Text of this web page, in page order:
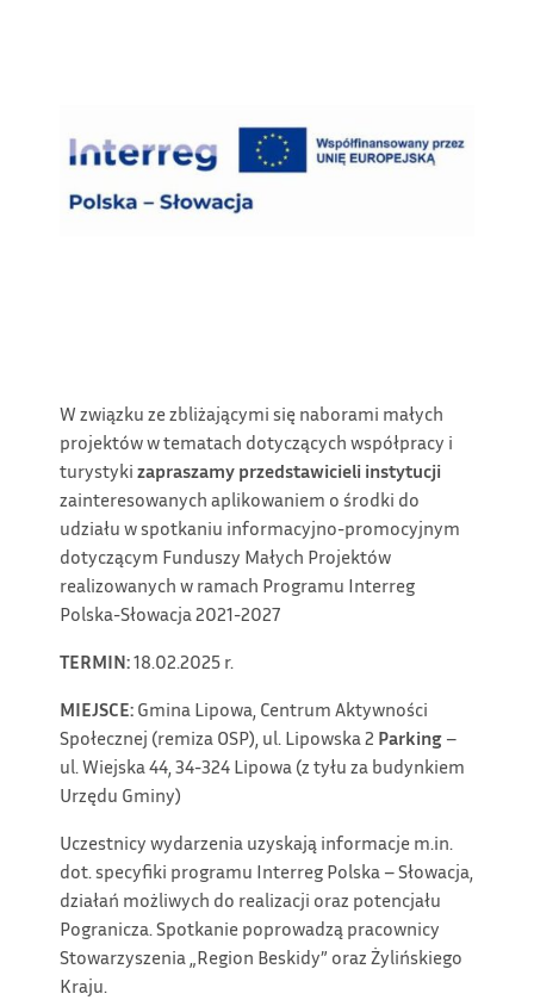
W związku ze zbliżającymi się naborami małych
projektów w tematach dotyczących współpracy i
turystyki zapraszamy przedstawicieli instytucji
zainteresowanych aplikowaniem o środki do
udziału w spotkaniu informacyjno-promocyjnym
dotyczącym Funduszy Małych Projektów
realizowanych w ramach Programu Interreg
Polska-Słowacja 2021-2027
TERMIN:18.02.2025 r.
MIEJSCE: Gmina Lipowa, Centrum Aktywności
Społecznej (remiza OSP), ul. Lipowska 2 Parking –
ul. Wiejska 44, 34-324 Lipowa (z tyłu za budynkiem
Urzędu Gminy)
Uczestnicy wydarzenia uzyskają informacje m.in.
dot. specyfiki programu Interreg Polska – Słowacja,
działań możliwych do realizacji oraz potencjału
Pogranicza. Spotkanie poprowadzą pracownicy
Stowarzyszenia „Region Beskidy” oraz Żylińskiego
Kraju.